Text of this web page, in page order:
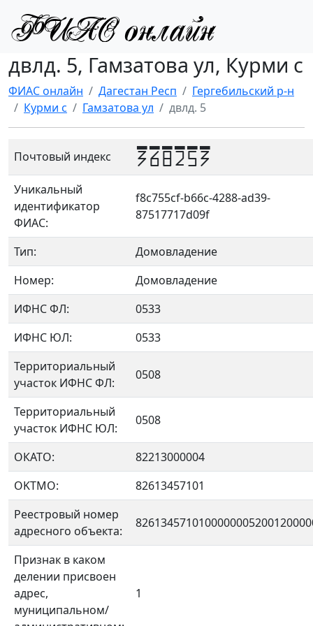
двлд. 5, Гамзатова ул, Курми с
ФИАС онлайн Дагестан Респ
Гергебильский р-н
Курми с
Гамзатова ул двлд. 5
Почтовый индекс 368253
Уникальный
идентификатор
ФИАС:
f8c755cf-b66c-4288-ad39-
87517717d09f
Тип:
Домовладение
Номер:
Домовладение
ИФНС ФЛ:
0533
ИФНС ЮЛ:
0533
Территориальный
участок ИФНС ФЛ:
0508
Территориальный
участок ИФНС ЮЛ:
0508
ОКАТО:
82213000004
OKTMO:
82613457101
Реестровый номер
адресного объекта:
Признак в каком
делении присвоен
адрес,
муниципальном/
1